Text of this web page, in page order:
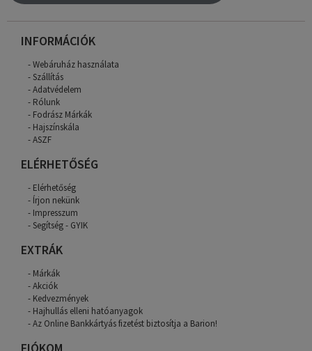
INFORMÁCIÓK
Webáruház használata
Szállítás
Adatvédelem
Rólunk
Fodrász Márkák
Hajszínskála
ASZF
ELÉRHETŐSÉG
Elérhetőség
Írjon nekünk
Impresszum
Segítség - GYIK
EXTRÁK
Márkák
Akciók
Kedvezmények
Hajhullás elleni hatóanyagok
Az Online Bankkártyás fizetést biztosítja a Barion!